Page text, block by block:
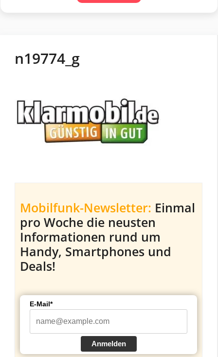
n19774_g
Mobilfunk-Newsletter: Einmal
pro Woche die neusten
Informationen rund um
Handy, Smartphones und
Deals!
E-Mail*
Anmelden